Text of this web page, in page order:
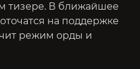
тизере. В ближайшее
на поддержке
режим орды и